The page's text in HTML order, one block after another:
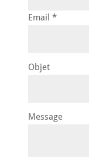
Email *
Objet
Message